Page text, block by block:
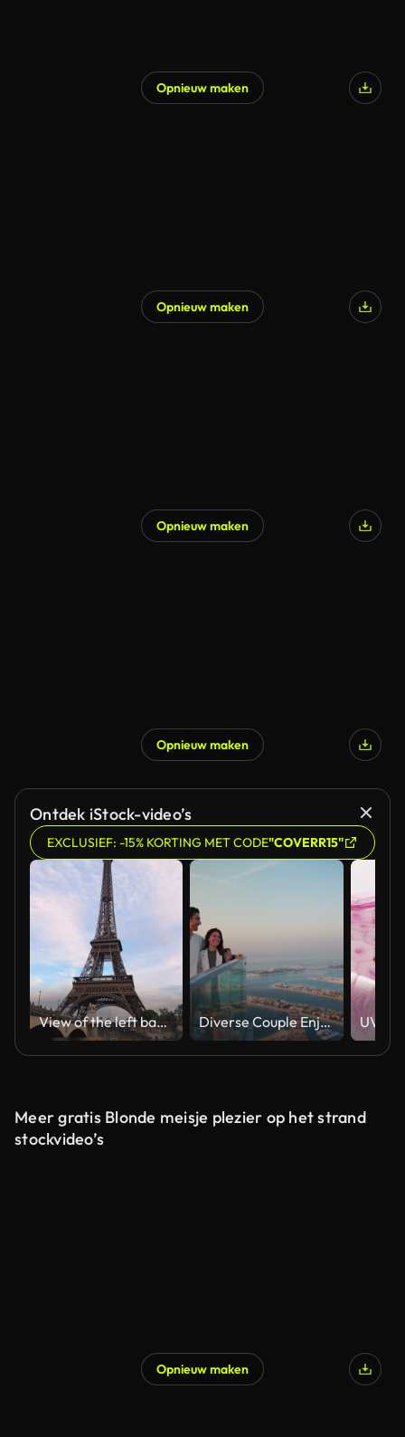
Opnieuw maken
Opnieuw maken
Opnieuw maken
Gegenereerd door AI
Opnieuw maken
Ontdek iStock-video’s
EXCLUSIEF: -15% KORTING MET CODE"COVERR15"
View of the left bank of the Seine River, the Eiffel Tower, boats sailing on the river, the Quai Jacques-Chirac embankment and Pont d'Iena, Jena Bridge spanning the River Seine of Paris, France. Diverse Couple Enjoying Sunset Views from High Rise Sky Deck Overlooking Palm Jumeirah
Meer gratis Blonde meisje plezier op het strand
stockvideo’s
Opnieuw maken